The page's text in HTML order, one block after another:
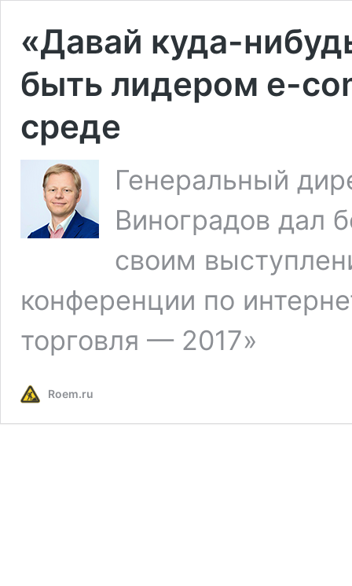
«Давай куда-
быть лидером e-
среде
Генеральный
Виноградов дал
своим
конференции по
торговля — 2017»
Roem.ru